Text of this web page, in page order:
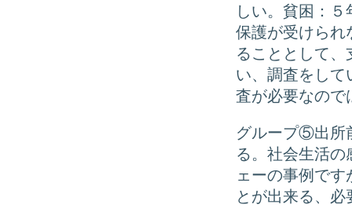
しい。貧困：
保護が受けられ
ることとして
い、調査をして
査が必要なので
グループ⑤出所
る。社会生活
ェーの事例で
とが出来る、